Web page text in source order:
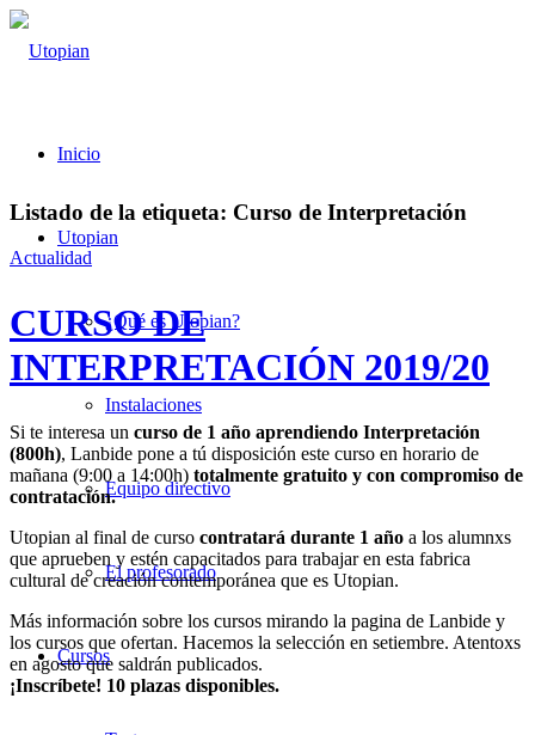
Inicio
Utopian
¿Qué es Utopian?
Instalaciones
Equipo directivo
El profesorado
Cursos
Listado de la etiqueta: Curso de Interpretación
Actualidad
CURSO DE
INTERPRETACIÓN 2019/20
Si te interesa un curso de 1 año aprendiendo Interpretación
(800h), Lanbide pone a tú disposición este curso en horario de
mañana (9:00 a 14:00h) totalmente gratuito y con compromiso de
contratación.
Utopian al final de curso contratará durante 1 año a los alumnxs
que aprueben y estén capacitados para trabajar en esta fabrica
cultural de creación contemporánea que es Utopian.
Más información sobre los cursos mirando la pagina de Lanbide y
los cursos que ofertan. Hacemos la selección en setiembre. Atentoxs
en agosto que saldrán publicados.
¡Inscríbete! 10 plazas disponibles.